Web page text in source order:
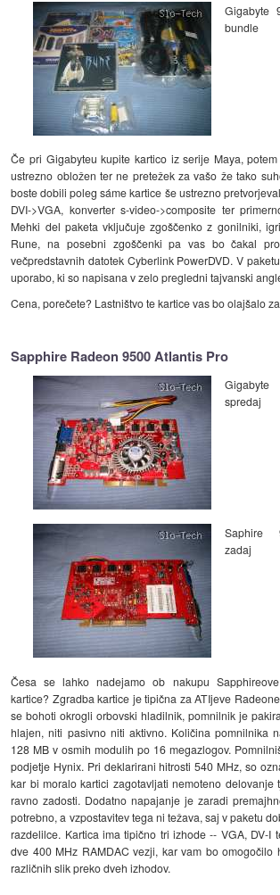
Gigabyte
bundle
Če pri Gigabyteu kupite kartico iz serije Maya,
ustrezno obložen ter ne pretežek za vašo že tako
boste dobili poleg sáme kartice še ustrezno
DVI->VGA, konverter s-video->composite ter
Mehki del paketa vključuje zgoščenko z gonilniki,
Rune, na posebni zgoščenki pa vas bo čakal
večpredstavnih datotek Cyberlink PowerDVD. V
uporabo, ki so napisana v zelo pregledni tajvanski
Cena, porečete? Lastništvo te kartice vas bo olajšalo
Sapphire Radeon 9500 Atlantis Pro
spredaj
Saphire
zadaj
Česa se lahko nadejamo ob nakupu
kartice? Zgradba kartice je tipična za ATIjeve
se bohoti okrogli orbovski hladilnik, pomnilnik je
hlajen, niti pasivno niti aktivno. Količina pomnilnika
128 MB v osmih modulih po 16 megazlogov.
podjetje Hynix. Pri deklarirani hitrosti 540 MHz, so
kar bi moralo kartici zagotavljati nemoteno delovanje
ravno zadosti. Dodatno napajanje je zaradi
potrebno, a vzpostavitev tega ni težava, saj v paketu
razdelilce. Kartica ima tipično tri izhode -- VGA, DV-I
dve 400 MHz RAMDAC vezji, kar vam bo omogočilo
različnih slik preko dveh izhodov.